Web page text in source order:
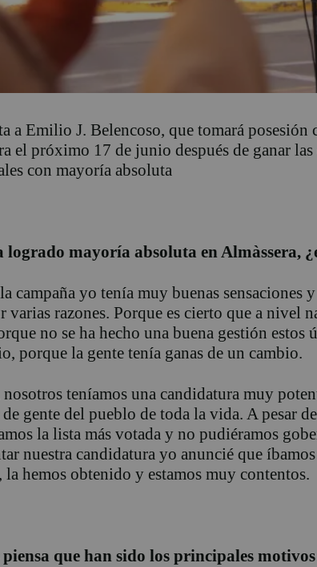
a Emilio J. Belencoso, que tomará posesión
el próximo 17 de junio después de ganar las
con mayoría absoluta
logrado mayoría absoluta en Almàssera,
campaña yo tenía muy buenas sensaciones
varias razones. Porque es cierto que a nivel
no se ha hecho una buena gestión estos
porque la gente tenía ganas de un cambio.
nosotros teníamos una candidatura muy
gente del pueblo de toda la vida. A pesar
la lista más votada y no pudiéramos
nuestra candidatura yo anuncié que
la hemos obtenido y estamos muy contentos.
piensa que han sido los principales